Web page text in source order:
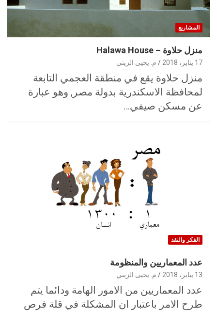
المشاريع
منزل حلاوة – Halawa House
17 يناير، 2018 م. يحيى الزيني
منزل حلاوة يقع في منطقة العجمي التابعة
لمحافظة الاسكندرية بدولة مصر, وهو عبارة
عن مسكن صيفي…
الفكر والنقد
عدد المعماريين والمنظومة
13 يناير، 2018 م. يحيى الزيني
عدد المعماريين من الامور الهامة ودائما يتم
طرح الامر باعتبار ان المشكلة في قلة فرص